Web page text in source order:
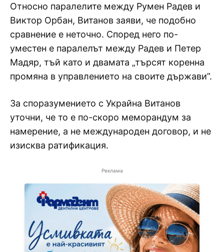
Относно паралелите между Румен Радев и
Виктор Орбан, Витанов заяви, че подобно
сравнение е неточно. Според него по-
уместен е паралелът между Радев и Петер
Мадяр, тъй като и двамата „търсят коренна
промяна в управлението на своите държави”.
За споразумението с Украйна Витанов
уточни, че то е по-скоро меморандум за
намерение, а не международен договор, и не
изисква ратификация.
Реклама